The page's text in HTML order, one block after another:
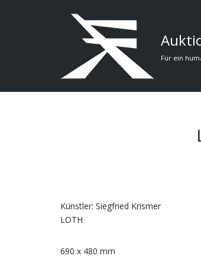
Für ein
Künstler: Siegfried Krismer
LOTH
690 x 480 mm